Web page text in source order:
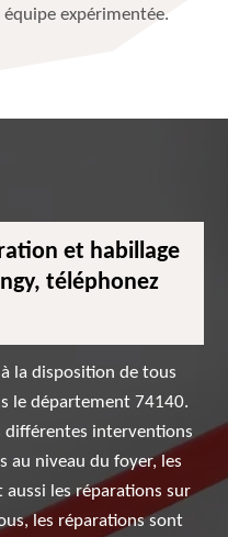
expérimentée.
et habillage
téléphonez
la disposition de tous
le département 74140.
différentes interventions
au niveau du foyer, les
les réparations sur
les réparations sont